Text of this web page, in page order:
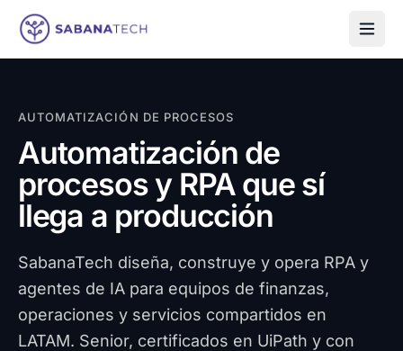
Saltar al contenido
AUTOMATIZACIÓN DE PROCESOS
Automatización de
procesos y RPA que sí
llega a producción
SabanaTech diseña, construye y opera RPA y
agentes de IA para equipos de finanzas,
operaciones y servicios compartidos en
LATAM. Senior, certificados en UiPath y con